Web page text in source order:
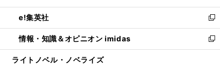
開
く
ウ
で
開
く
ン
ド
ウ
で
開
ウ
ィ
ン
ド
ウ
し
い
ウ
ィ
ン
e!集英社
新
し
い
ウ
情報・知識＆オピニオン imidas
新
し
ライトノベル・ノベライズ